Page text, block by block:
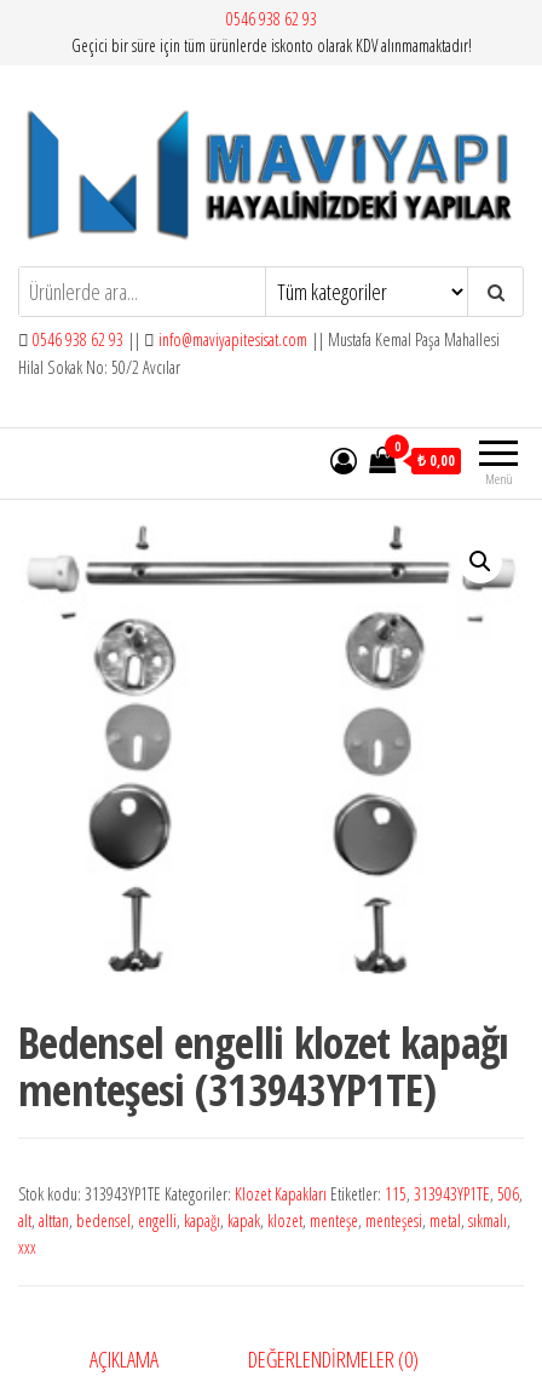
0546 938 62 93
Geçici bir süre için tüm ürünlerde iskonto olarak KDV alınmamaktadır!
Mavi Yapı | Vitra Artema
0546 938 62 93 || info@maviyapitesisat.com || Mustafa Kemal Paşa Mahallesi
Hilal Sokak No: 50/2 Avcılar
Menü
0
₺ 0,00
Bedensel engelli klozet kapağı
menteşesi (313943YP1TE)
Stok kodu: 313943YP1TE Kategoriler: Klozet Kapakları Etiketler: 115, 313943YP1TE, 506,
alt, alttan, bedensel, engelli, kapağı, kapak, klozet, menteşe, menteşesi, metal, sıkmalı,
xxx
AÇIKLAMA DEĞERLENDIRMELER (0)